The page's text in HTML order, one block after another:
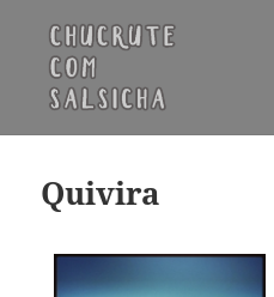
Quivira